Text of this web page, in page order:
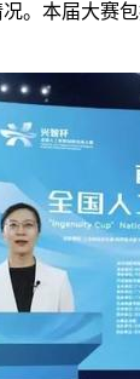
本届大赛包